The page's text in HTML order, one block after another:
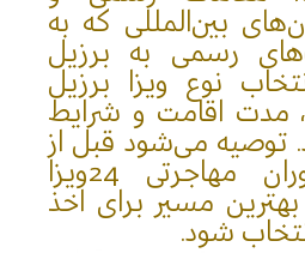
بین‌المللی که به
رسمی به برزیل
نوع ویزا برزیل
مدت اقامت و شرایط
توصیه می‌شود قبل از
اقدام، با مشاوران مهاجرتی 24ویزا
مسیر برای اخذ
شود.